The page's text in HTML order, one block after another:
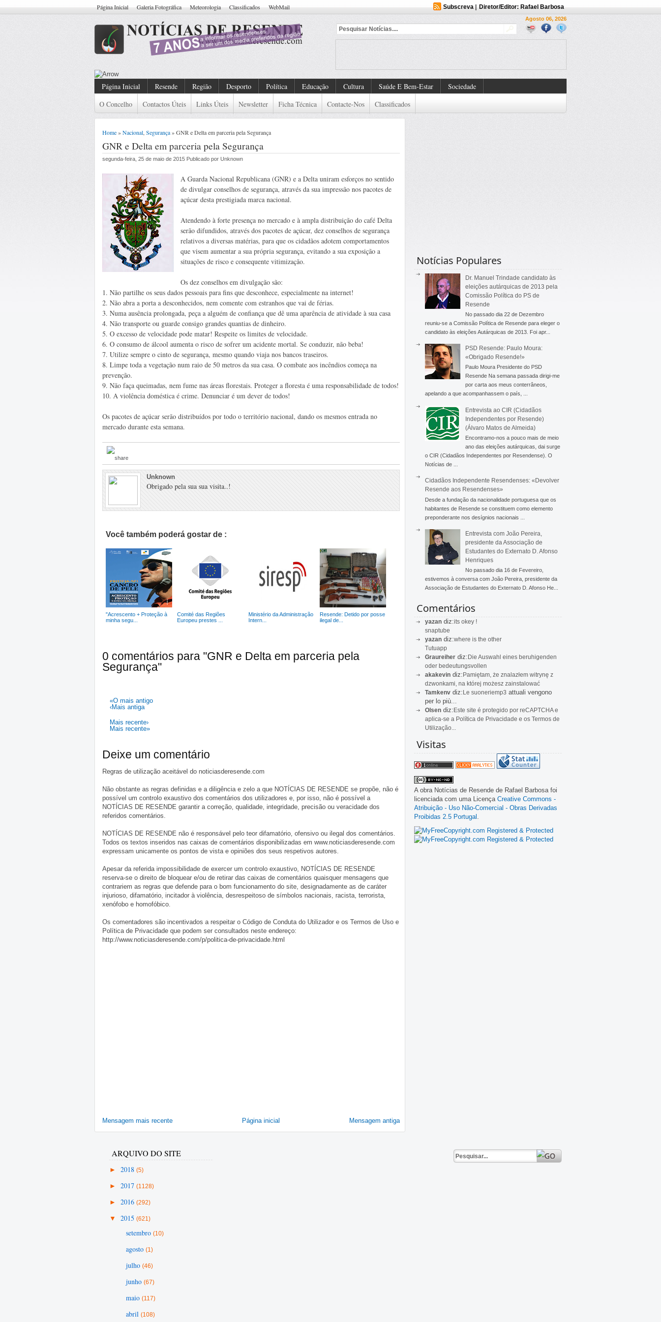
Página Inicial Galeria Fotográfica Meteorologia Classificados WebMail Subscreva| Diretor/Editor: Rafael Barbosa
Agosto 06, 2026
Página Inicial Resende Região Desporto Política Educação Cultura Saúde E Bem-Estar
Sociedade
O Concelho
Contactos Úteis Links Úteis Newsletter Ficha Técnica Contacte-Nos Classificados
Home»Nacional Segurança» GNR e Delta em parceria pela Segurança
GNR e Delta em parceria pela Segurança
segunda-feira, 25 de maio de 2015 Publicado por Unknown
A Guarda Nacional Republicana (GNR) e a Delta uniram esforços no sentido
de divulgar conselhos de segurança, através da sua impressão nos pacotes de
açúcar desta prestigiada marca nacional.
Atendendo à forte presença no mercado e à ampla distribuição do café Delta
serão difundidos, através dos pacotes de açúcar, dez conselhos de segurança
relativos a diversas matérias, para que os cidadãos adotem comportamentos
que visem aumentar a sua própria segurança, evitando a sua exposição a
situações de risco e consequente vitimização.
Os dez conselhos em divulgação são:
1. Não partilhe os seus dados pessoais para fins que desconhece, especialmente na internet!
2. Não abra a porta a desconhecidos, nem comente com estranhos que vai de férias.
3. Numa ausência prolongada, peça a alguém de confiança que dê uma aparência de atividade à sua casa
4. Não transporte ou guarde consigo grandes quantias de dinheiro.
5. O excesso de velocidade pode matar! Respeite os limites de velocidade.
6. O consumo de álcool aumenta o risco de sofrer um acidente mortal. Se conduzir, não beba!
7. Utilize sempre o cinto de segurança, mesmo quando viaja nos bancos traseiros.
8. Limpe toda a vegetação num raio de 50 metros da sua casa. O combate aos incêndios começa na
prevenção.
9. Não faça queimadas, nem fume nas áreas florestais. Proteger a floresta é uma responsabilidade de todos!
10. A violência doméstica é crime. Denunciar é um dever de todos!
Os pacotes de açúcar serão distribuídos por todo o território nacional, dando os mesmos entrada no
mercado durante esta semana.
Unknown
Obrigado pela sua sua visita..!
Você também poderá gostar de :
"Acrescento + Proteção à
minha segu...
Comité das Regiões
Europeu prestes ...
Ministério da Administração
Intern...
Resende: Detido por posse
ilegal de...
0 comentários para "GNR e Delta em parceria pela
Segurança"
«O mais antigo
‹Mais antiga
Mais recente›
Mais recente»
Deixe um comentário
Regras de utilização aceitável do noticiasderesende.com
Não obstante as regras definidas e a diligência e zelo a que NOTÍCIAS DE RESENDE se propõe, não é
possível um controlo exaustivo dos comentários dos utilizadores e, por isso, não é possível a
NOTÍCIAS DE RESENDE garantir a correção, qualidade, integridade, precisão ou veracidade dos
referidos comentários.
NOTÍCIAS DE RESENDE não é responsável pelo teor difamatório, ofensivo ou ilegal dos comentários.
Todos os textos inseridos nas caixas de comentários disponibilizadas em www.noticiasderesende.com
expressam unicamente os pontos de vista e opiniões dos seus respetivos autores.
Apesar da referida impossibilidade de exercer um controlo exaustivo, NOTÍCIAS DE RESENDE
reserva-se o direito de bloquear e/ou de retirar das caixas de comentários quaisquer mensagens que
contrariem as regras que defende para o bom funcionamento do site, designadamente as de caráter
injurioso, difamatório, incitador à violência, desrespeitoso de símbolos nacionais, racista, terrorista,
xenófobo e homofóbico.
Os comentadores são incentivados a respeitar o Código de Conduta do Utilizador e os Termos de Uso e
Política de Privacidade que podem ser consultados neste endereço:
http://www.noticiasderesende.com/p/politica-de-privacidade.html
Mensagem mais recente Mensagem antiga
Página inicial
Notícias Populares
Dr. Manuel Trindade candidato às
eleições autárquicas de 2013 pela
Comissão Política do PS de
Resende
No passado dia 22 de Dezembro
reuniu-se a Comissão Política de Resende para eleger o
candidato às eleições Autárquicas de 2013. Foi apr...
PSD Resende: Paulo Moura:
«Obrigado Resende!»
Paulo Moura Presidente do PSD
Resende Na semana passada dirigi-me
por carta aos meus conterrâneos,
apelando a que acompanhassem o país, ...
Entrevista ao CIR (Cidadãos
Independentes por Resende)
(Álvaro Matos de Almeida)
Encontramo-nos a pouco mais de meio
ano das eleições autárquicas, dai surge
o CIR (Cidadãos Independentes por Resendense). O
Notícias de ...
Cidadãos Independente Resendenses: «Devolver
Resende aos Resendenses»
Desde a fundação da nacionalidade portuguesa que os
habitantes de Resende se constituem como elemento
preponderante nos desígnios nacionais ...
Entrevista com João Pereira,
presidente da Associação de
Estudantes do Externato D. Afonso
Henriques
No passado dia 16 de Fevereiro,
estivemos à conversa com João Pereira, presidente da
Associação de Estudantes do Externato D. Afonso He...
Comentários
yazan diz:its okey !
snaptube
yazan diz:where is the other
Tutuapp
Graureiher diz:Die Auswahl eines beruhigenden
oder bedeutungsvollen
akakevin diz:Pamiętam, że znalazłem witrynę z
dzwonkami, na której możesz zainstalować
Tamkenv diz:Le suoneriemp3 attuali vengono
per lo più...
Olsen diz:Este site é protegido por reCAPTCHA e
aplica-se a Política de Privacidade e os Termos de
Utilização...
Visitas
A obra Notícias de Resende de Rafael Barbosa foi
licenciada com uma Licença Creative Commons -
Atribuição - Uso Não-Comercial - Obras Derivadas
Proibidas 2.5 Portugal
ARQUIVO DO SITE
► 2018 (5)
► 2017 (1128)
► 2016 (292)
▼ 2015 (621)
setembro (10)
agosto (1)
julho (46)
junho (67)
maio (117)
abril (108)